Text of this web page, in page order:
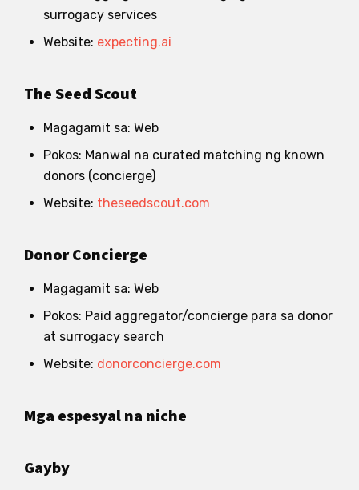
surrogacy services
Website: expecting.ai
The Seed Scout
Magagamit sa: Web
Pokos: Manwal na curated matching ng known
donors (concierge)
Website: theseedscout.com
Donor Concierge
Magagamit sa: Web
Pokos: Paid aggregator/concierge para sa donor
at surrogacy search
Website: donorconcierge.com
Mga espesyal na niche
Gayby